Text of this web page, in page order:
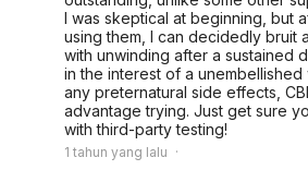
I was skeptical at beginning, but
using them, I can decidedly bruit
with unwinding after a sustained
in the interest of a
any preternatural side effects,
advantage trying. Just get sure
with third-party testing!
1 tahun yang lalu